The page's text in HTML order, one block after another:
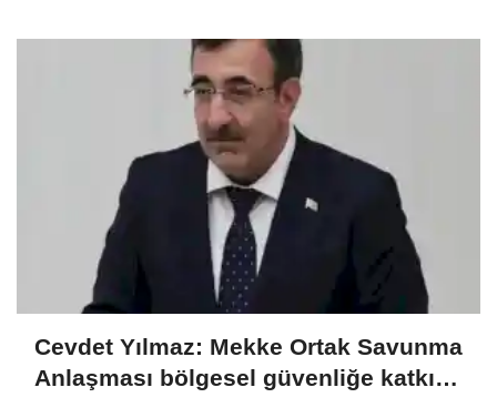
Cevdet Yılmaz: Mekke Ortak Savunma
Anlaşması bölgesel güvenliğe katkı